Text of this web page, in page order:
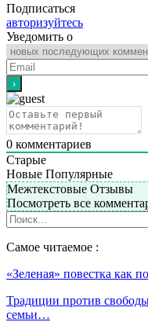
Подписаться
авторизуйтесь
Уведомить о
0 комментариев
Старые
Новые Популярные
Межтекстовые Отзывы
Посмотреть все
Самое читаемое :
«Зеленая» повестка как
Традиции против
семьи…